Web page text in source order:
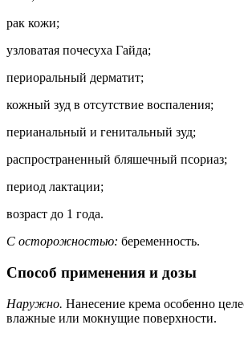
рак кожи;
узловатая почесуха Гайда;
периоральный дерматит;
кожный зуд в отсутствие воспаления;
перианальный и генитальный зуд;
распространенный бляшечный псориаз;
период лактации;
возраст до 1 года.
С осторожностью: беременность.
Способ применения и дозы
Наружно. Нанесение крема особенно
влажные или мокнущие поверхности.